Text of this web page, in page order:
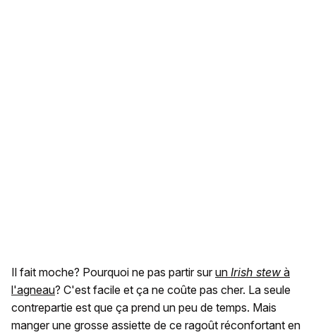
Il fait moche? Pourquoi ne pas partir sur un Irish stew à
l'agneau? C'est facile et ça ne coûte pas cher. La seule
contrepartie est que ça prend un peu de temps. Mais
manger une grosse assiette de ce ragoût réconfortant en